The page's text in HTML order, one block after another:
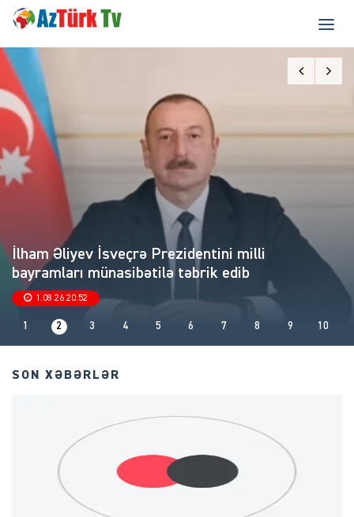
İlham Əliyev İsveçrə Prezidentini milli
bayramları münasibətilə təbrik edib
1.08.26 20:52
1 2 3 4 5 6 7 8 9 10
SON XƏBƏRLƏR